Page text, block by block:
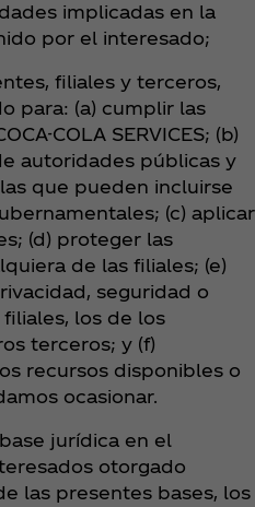
implicadas en la
por el interesado;
filiales y terceros,
para: (a) cumplir las
COLA SERVICES; (b)
autoridades públicas y
que pueden incluirse
(c) aplicar
(d) proteger las
de las filiales; (e)
seguridad o
los de los
terceros; y (f)
recursos disponibles o
ocasionar.
jurídica en el
otorgado
las presentes bases, los